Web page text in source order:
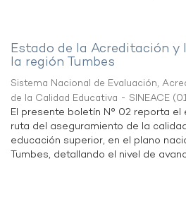
Estado de la Acreditación
la región Tumbes
Sistema Nacional de Evaluación,
de la Calidad Educativa - SINEACE (
El presente boletín N° 02 reporta
ruta del aseguramiento de la
educación superior, en el plano
Tumbes, detallando el nivel de